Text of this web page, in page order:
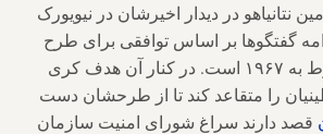
وزیر٬ بنیامین نتانیاهو در دیدار اخیرشان در نیویورک
گفتگوها بر اساس توافقی برای طرح
مسئله مرزی مربوط به ۱۹۶۷ است. در کنار آن هدف کری
را متقاعد کند تا از طرحشان دست
قصد دارند سراغ شورای امنیت سازمان